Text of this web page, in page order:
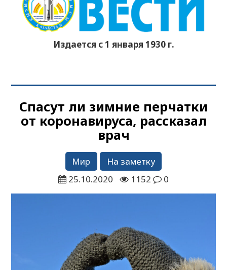
Издается с 1 января 1930 г.
Спасут ли зимние перчатки
от коронавируса, рассказал
врач
Мир
На заметку
25.10.2020
1152 0